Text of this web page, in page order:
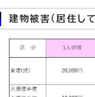
建物被害（居住し